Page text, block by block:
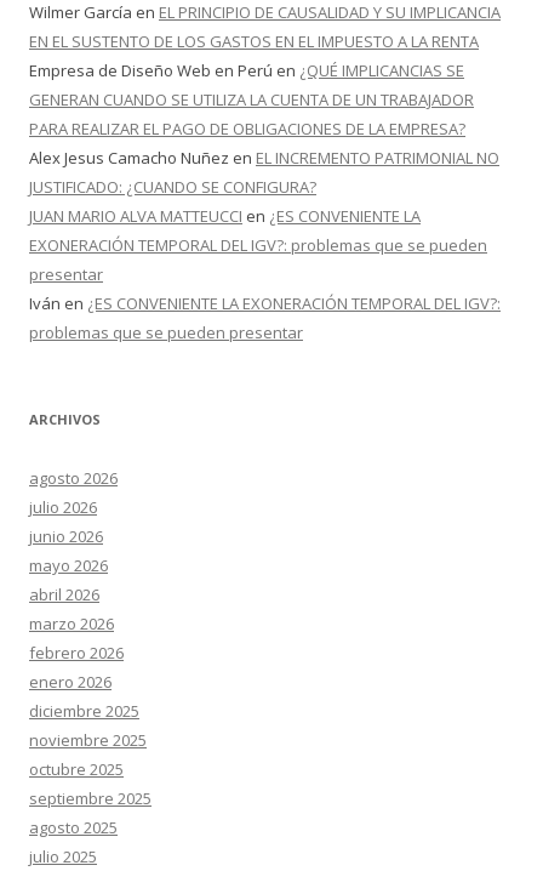
Wilmer García en EL PRINCIPIO DE CAUSALIDAD Y SU IMPLICANCIA
EN EL SUSTENTO DE LOS GASTOS EN EL IMPUESTO A LA RENTA
Empresa de Diseño Web en Perú en ¿QUÉ IMPLICANCIAS SE
GENERAN CUANDO SE UTILIZA LA CUENTA DE UN TRABAJADOR
PARA REALIZAR EL PAGO DE OBLIGACIONES DE LA EMPRESA?
Alex Jesus Camacho Nuñez en EL INCREMENTO PATRIMONIAL NO
JUSTIFICADO: ¿CUANDO SE CONFIGURA?
JUAN MARIO ALVA MATTEUCCI en ¿ES CONVENIENTE LA
EXONERACIÓN TEMPORAL DEL IGV?: problemas que se pueden
presentar
Iván en ¿ES CONVENIENTE LA EXONERACIÓN TEMPORAL DEL IGV?:
problemas que se pueden presentar
ARCHIVOS
agosto 2026
julio 2026
junio 2026
mayo 2026
abril 2026
marzo 2026
febrero 2026
enero 2026
diciembre 2025
noviembre 2025
octubre 2025
septiembre 2025
agosto 2025
julio 2025